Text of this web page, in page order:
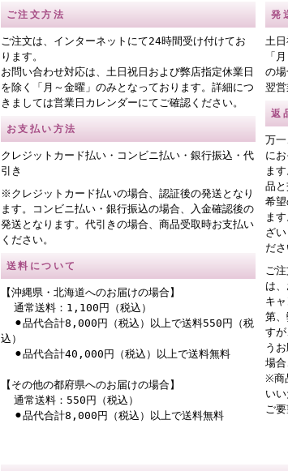
ご注文方法
ご注文は、インターネットにて24時間受け付けてお
ります。
お問い合わせ対応は、土日祝日および弊店指定休業日
を除く「月～金曜」のみとなっております。詳細につ
きましては営業日カレンダーにてご確認ください。
お支払い方法
クレジットカード払い・コンビニ払い・銀行振込・代
引き
※クレジットカード払いの場合、認証後の発送となり
ます。コンビニ払い・銀行振込の場合、入金確認後の
発送となります。代引きの場合、商品受取時お支払い
ください。
送料について
【沖縄県・北海道へのお届けの場合】
通常送料：1,100円（税込）
⚫︎品代合計8,000円（税込）以上で送料550円（税
込）
⚫︎品代合計40,000円（税込）以上で送料無料
【その他の都府県へのお届けの場合】
通常送料：550円（税込）
⚫︎品代合計8,000円（税込）以上で送料無料
発
土
「
の
翌
返
万
に
ま
品
希
ま
ざ
だ
ご
は
キ
第
す
う
場
※商
い
ご